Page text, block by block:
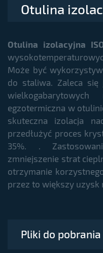
Otulina
Otulina izolacyjna
Może być
do staliwa. Zaleca się
egzotermiczna w
skuteczna izolacja
przedłużyć proces
35%. .
zmniejszenie strat
otrzymanie
przez to większy uzysk
Pliki do pobrania